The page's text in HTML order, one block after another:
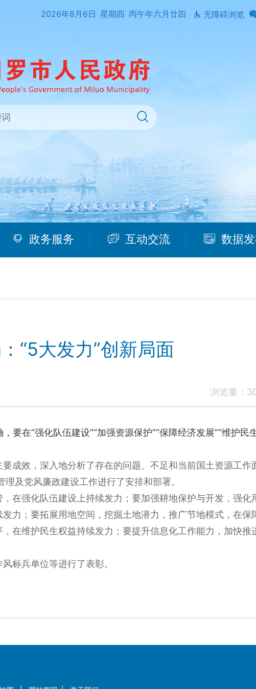
2026年8月6日 星期四 丙午年六月廿四 无障碍浏览
政务服务 互动交流 数据
“5大发力”创新局面
浏览量：
在“强化队伍建设”“加强资源保护”“保障经济发展”“维护民
成效，深入地分析了存在的问题、不足和当前国土资源工作
及党风廉政建设工作进行了安排和部署。
在强化队伍建设上持续发力；要加强耕地保护与开发，强化
力；要拓展用地空间，挖掘土地潜力，推广节地模式，在保
在维护民生权益持续发力；要提升信息化工作能力，加快推
标兵单位等进行了表彰。